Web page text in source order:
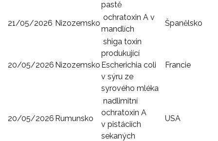
pastě
21/05/2026 Nizozemsko
ochratoxin A v
mandlích
Španělsko
20/05/2026 Nizozemsko
shiga toxin
produkující
Escherichia coli
v sýru ze
syrového mléka
Francie
20/05/2026 Rumunsko
nadlimitní
ochratoxin A
v pistáciích
sekaných
USA